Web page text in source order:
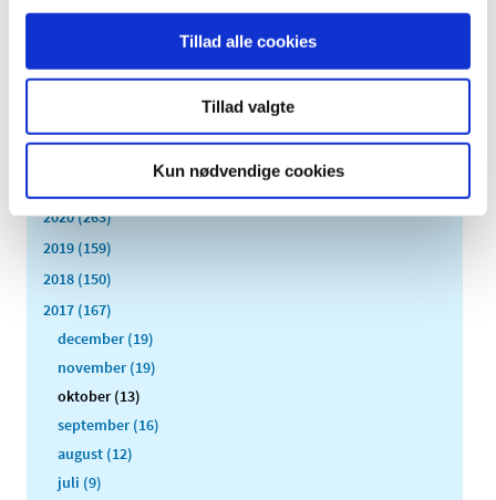
Tillad alle cookies
Tillad valgte
Kun nødvendige cookies
2020 (263)
2019 (159)
2018 (150)
2017 (167)
december (19)
november (19)
oktober (13)
september (16)
august (12)
juli (9)